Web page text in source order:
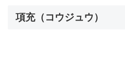
項充（コウジュウ）